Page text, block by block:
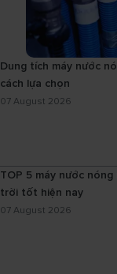
Dung tích máy nước
cách lựa chọn
07 August 2026
TOP 5 máy nước
trời tốt hiện nay
07 August 2026